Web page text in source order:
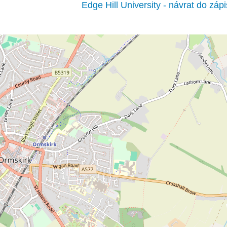
Edge Hill University - návrat do